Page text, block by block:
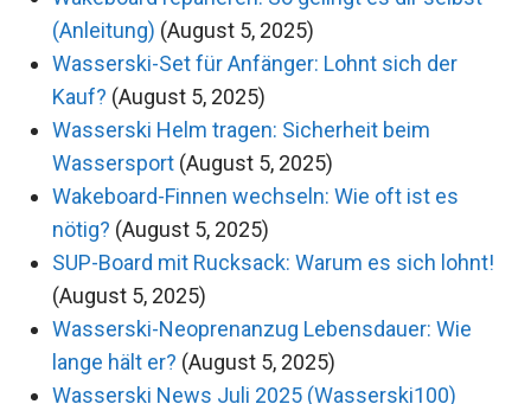
(Anleitung) (August 5, 2025)
Wasserski-Set für Anfänger: Lohnt sich der
Kauf? (August 5, 2025)
Wasserski Helm tragen: Sicherheit beim
Wassersport (August 5, 2025)
Wakeboard-Finnen wechseln: Wie oft ist es
nötig? (August 5, 2025)
SUP-Board mit Rucksack: Warum es sich lohnt!
(August 5, 2025)
Wasserski-Neoprenanzug Lebensdauer: Wie
lange hält er? (August 5, 2025)
Wasserski News Juli 2025 (Wasserski100)